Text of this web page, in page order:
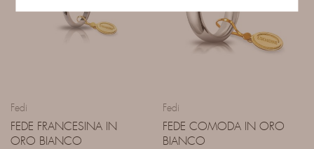
Fedi
FEDE FRANCESINA IN
ORO BIANCO
Fedi
FEDE COMODA IN ORO
BIANCO